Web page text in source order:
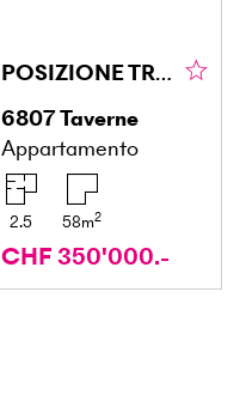
POSIZIONE TRANQUILLA
6807Taverne
Appartamento
2.5 58m2
CHF 350'000.-